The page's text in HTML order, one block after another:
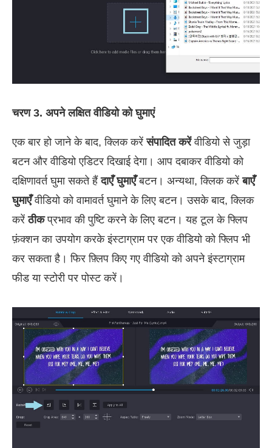
चरण 3. अपने लक्षित वीडियो को घुमाएं
एक बार हो जाने के बाद, क्लिक करेंसंपादित करेंवीडियो से जुड़ा
बटन और वीडियो एडिटर दिखाई देगा। आप दबाकर वीडियो को
दक्षिणावर्त घुमा सकते हैंदाएँ घुमाएँबटन। अन्यथा, क्लिक करेंबाएँ
घुमाएँवीडियो को वामावर्त घुमाने के लिए बटन। उसके बाद, क्लिक
करेंठीकप्रभाव की पुष्टि करने के लिए बटन। यह टूल के फ्लिप
फ़ंक्शन का उपयोग करके इंस्टाग्राम पर एक वीडियो को फ्लिप भी
कर सकता है। फिर फ़्लिप किए गए वीडियो को अपने इंस्टाग्राम
फीड या स्टोरी पर पोस्ट करें।